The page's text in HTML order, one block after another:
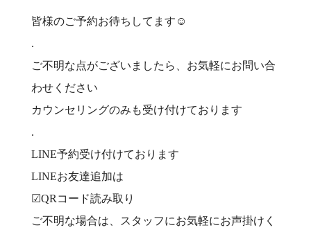
皆様のご予約お待ちしてます☺︎
.
ご不明な点がございましたら、お気軽にお問い合
わせください
カウンセリングのみも受け付けております
.
LINE予約受け付けております
LINEお友達追加は
☑︎QRコード読み取り
ご不明な場合は、スタッフにお気軽にお声掛けく